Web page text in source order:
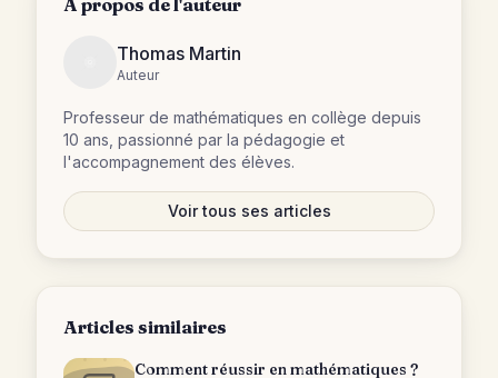
À propos de l'auteur
Thomas Martin
Auteur
Professeur de mathématiques en collège depuis
10 ans, passionné par la pédagogie et
l'accompagnement des élèves.
Voir tous ses articles
Articles similaires
Comment réussir en mathématiques ?